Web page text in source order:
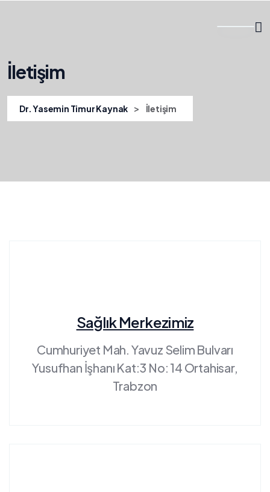
İletişim
Dr. Yasemin Timur Kaynak > İletişim
Sağlık Merkezimiz
Cumhuriyet Mah. Yavuz Selim Bulvarı
Yusufhan İşhanı Kat:3 No: 14 Ortahisar,
Trabzon